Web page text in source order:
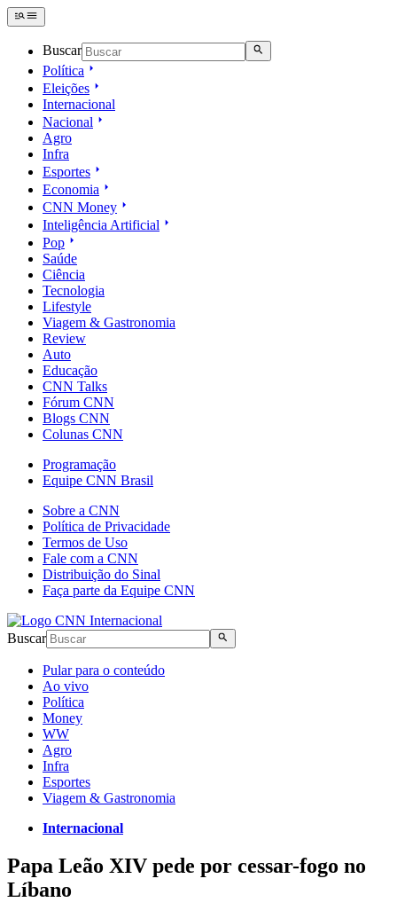
Buscar
Política
Eleições
Internacional
Nacional
Agro
Infra
Esportes
Economia
CNN Money
Inteligência Artificial
Pop
Saúde
Ciência
Tecnologia
Lifestyle
Viagem & Gastronomia
Review
Auto
Educação
CNN Talks
Fórum CNN
Blogs CNN
Colunas CNN
Programação
Equipe CNN Brasil
Sobre a CNN
Política de Privacidade
Termos de Uso
Fale com a CNN
Distribuição do Sinal
Faça parte da Equipe CNN
Buscar
Pular para o conteúdo
Ao vivo
Política
Money
WW
Agro
Infra
Esportes
Viagem & Gastronomia
Internacional
Papa Leão XIV pede por cessar-fogo no
Líbano